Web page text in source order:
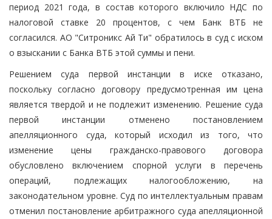
период 2021 года, в состав которого включило НДС по
налоговой ставке 20 процентов, с чем Банк ВТБ не
согласился. АО "Ситроникс Ай Ти" обратилось в суд с иском
о взыскании с Банка ВТБ этой суммы и пени.
Решением суда первой инстанции в иске отказано,
поскольку согласно договору предусмотренная им цена
является твердой и не подлежит изменению. Решение суда
первой инстанции отменено постановлением
апелляционного суда, который исходил из того, что
изменение цены гражданско-правового договора
обусловлено включением спорной услуги в перечень
операций, подлежащих налогообложению, на
законодательном уровне. Суд по интеллектуальным правам
отменил постановление арбитражного суда апелляционной